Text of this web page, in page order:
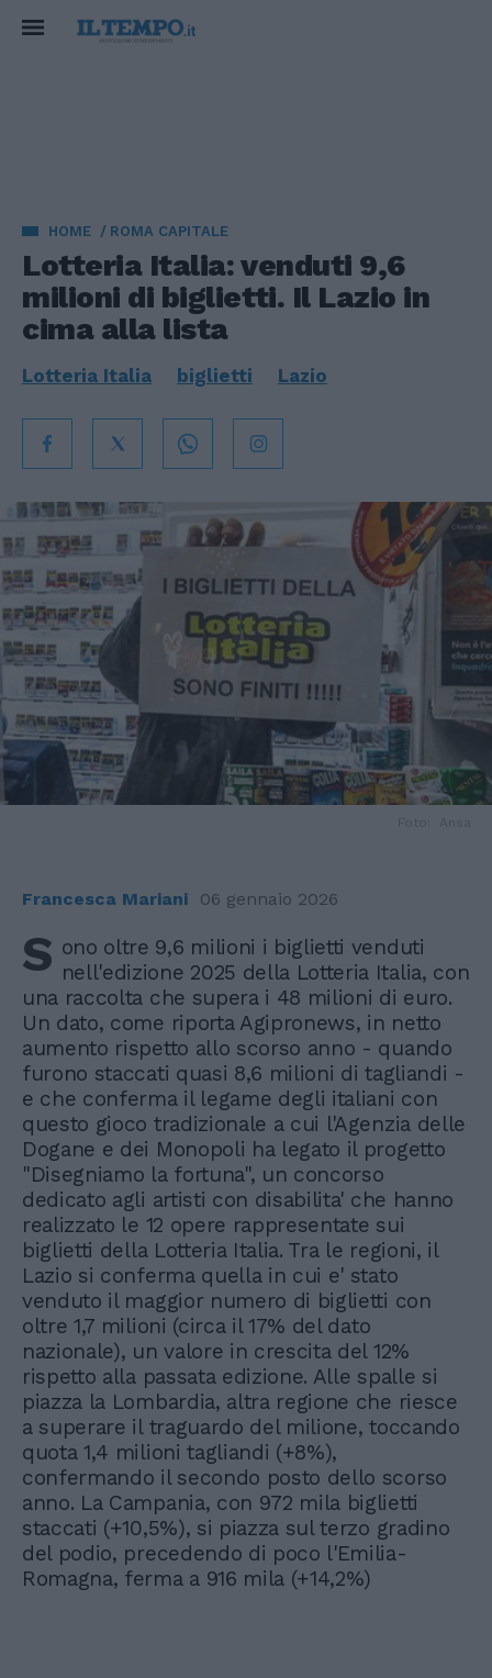
HOME ROMA CAPITALE
Lotteria Italia: venduti 9,6
milioni di biglietti. Il Lazio in
cima alla lista
Lotteria Italia biglietti Lazio
Francesca Mariani 06 gennaio 2026
S ono oltre 9,6 milioni i biglietti venduti
nell'edizione 2025 della Lotteria Italia, con
una raccolta che supera i 48 milioni di euro.
Un dato, come riporta Agipronews, in netto
aumento rispetto allo scorso anno - quando
furono staccati quasi 8,6 milioni di tagliandi -
e che conferma il legame degli italiani con
questo gioco tradizionale a cui l'Agenzia delle
Dogane e dei Monopoli ha legato il progetto
"Disegniamo la fortuna", un concorso
dedicato agli artisti con disabilita' che hanno
realizzato le 12 opere rappresentate sui
biglietti della Lotteria Italia. Tra le regioni, il
Lazio si conferma quella in cui e' stato
venduto il maggior numero di biglietti con
oltre 1,7 milioni (circa il 17% del dato
nazionale), un valore in crescita del 12%
rispetto alla passata edizione. Alle spalle si
piazza la Lombardia, altra regione che riesce
a superare il traguardo del milione, toccando
quota 1,4 milioni tagliandi (+8%),
confermando il secondo posto dello scorso
anno. La Campania, con 972 mila biglietti
staccati (+10,5%), si piazza sul terzo gradino
del podio, precedendo di poco l'Emilia-
Romagna, ferma a 916 mila (+14,2%)